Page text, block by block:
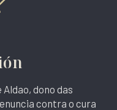
Aldao, dono das
contra o cura